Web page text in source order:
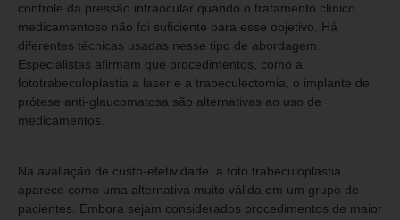
controle da pressão intraocular quando o tratamento clínico
medicamentoso não foi suficiente para esse objetivo. Há
diferentes técnicas usadas nesse tipo de abordagem.
Especialistas afirmam que procedimentos, como a
fototrabeculoplastia a laser e a trabeculectomia, o implante de
prótese anti-glaucomatosa são alternativas ao uso de
medicamentos.
Na avaliação de custo-efetividade, a foto trabeculoplastia
aparece como uma alternativa muito válida em um grupo de
pacientes. Embora sejam considerados procedimentos de maior